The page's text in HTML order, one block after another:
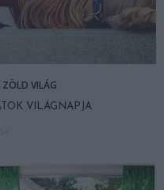
ZÖLD VILÁG
VILÁGNAPJA